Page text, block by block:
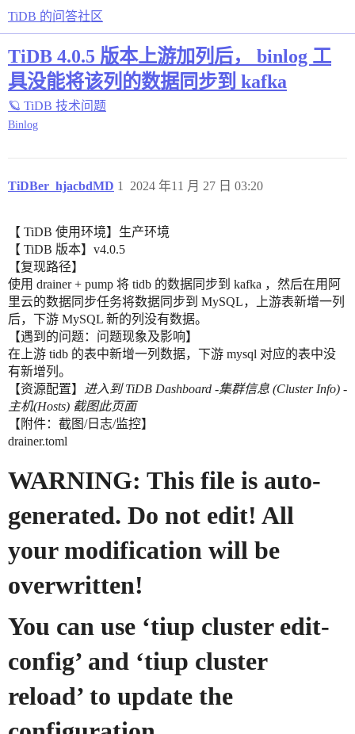
TiDB 的问答社区
TiDB 4.0.5 版本上游加列后， binlog 工
具没能将该列的数据同步到 kafka
🪐 TiDB 技术问题
Binlog
TiDBer_hjacbdMD 2024 年11 月 27 日 03:20
1
【 TiDB 使用环境】生产环境
【 TiDB 版本】v4.0.5
【复现路径】
使用 drainer + pump 将 tidb 的数据同步到 kafka ，然后在用阿
里云的数据同步任务将数据同步到 MySQL，上游表新增一列
后，下游 MySQL 新的列没有数据。
【遇到的问题：问题现象及影响】
在上游 tidb 的表中新增一列数据，下游 mysql 对应的表中没
有新增列。
【资源配置】
进入到 TiDB Dashboard -集群信息 (Cluster Info) -
主机(Hosts) 截图此页面
【附件：截图/日志/监控】
drainer.toml
WARNING: This file is auto-
generated. Do not edit! All
your modification will be
overwritten!
You can use ‘tiup cluster edit-
config’ and ‘tiup cluster
reload’ to update the